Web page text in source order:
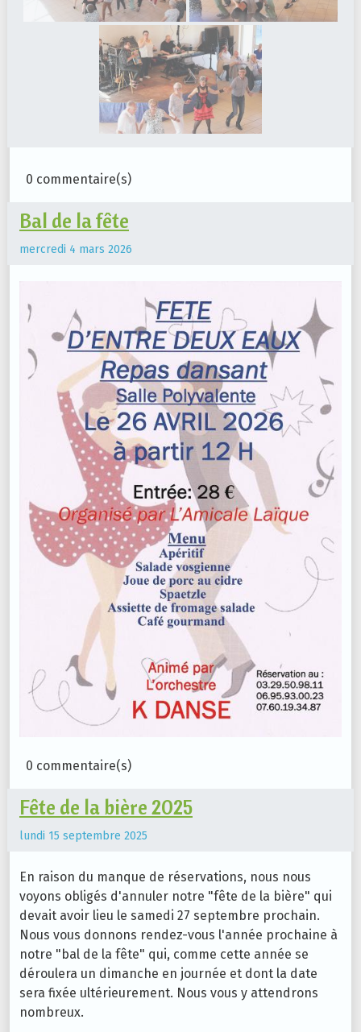
0 commentaire(s)
Bal de la fête
mercredi 4 mars 2026
0 commentaire(s)
Fête de la bière 2025
lundi 15 septembre 2025
En raison du manque de réservations, nous nous
voyons obligés d'annuler notre "fête de la bière" qui
devait avoir lieu le samedi 27 septembre prochain.
Nous vous donnons rendez-vous l'année prochaine à
notre "bal de la fête" qui, comme cette année se
déroulera un dimanche en journée et dont la date
sera fixée ultérieurement. Nous vous y attendrons
nombreux.